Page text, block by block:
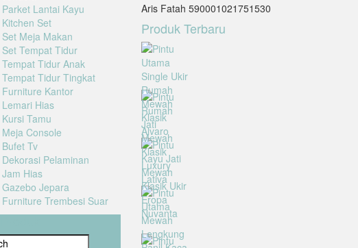
Parket Lantai Kayu
Kitchen Set
Set Meja Makan
Set Tempat Tidur
Tempat Tidur Anak
Tempat Tidur Tingkat
Furniture Kantor
Lemari Hias
Kursi Tamu
Meja Console
Bufet Tv
Dekorasi Pelaminan
Jam Hias
Gazebo Jepara
Furniture Trembesi Suar
Aris Fatah 590001021751530
Produk Terbaru